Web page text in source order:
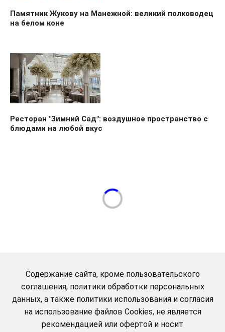
Памятник Жукову на Манежной: великий полководец
на белом коне
Ресторан "Зимний Сад": воздушное пространство с
блюдами на любой вкус
Содержание сайта, кроме пользовательского
соглашения, политики обработки персональных
данных, а также политики использования и согласия
на использование файлов Cookies, не является
рекомендацией или офертой и носит